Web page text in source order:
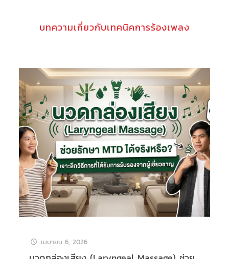
บทความเกี่ยวกับเทคนิคการร้องเพลง
เมษายน 6, 2026